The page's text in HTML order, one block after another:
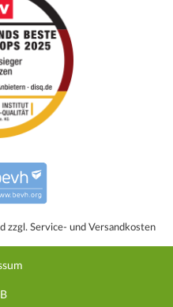
zzgl. Service- und Versandkosten